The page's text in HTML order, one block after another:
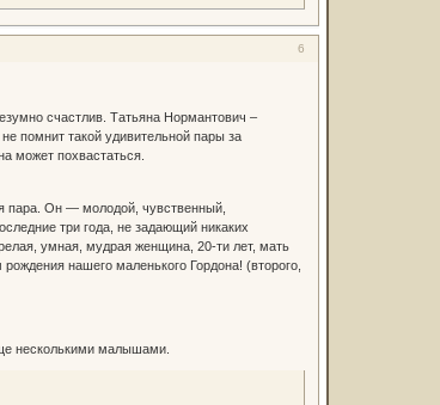
6
счастлив. Татьяна Нормантович –
помнит такой удивительной пары за
может похвастаться.
пара. Он — молодой, чувственный,
три года, не задающий никаких
умная, мудрая женщина, 20-ти лет, мать
нашего маленького Гордона! (второго,
несколькими малышами.